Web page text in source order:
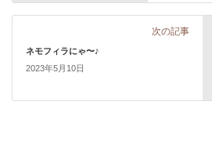
次の記事
ネモフィラにゃ〜♪
2023年5月10日